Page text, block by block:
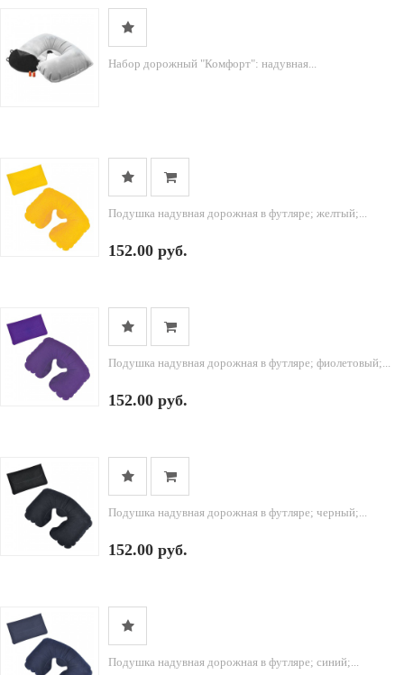
Набор дорожный "Комфорт": надувная...
Подушка надувная дорожная в футляре; желтый;...
152.00 руб.
Подушка надувная дорожная в футляре; фиолетовый;...
152.00 руб.
Подушка надувная дорожная в футляре; черный;...
152.00 руб.
Подушка надувная дорожная в футляре; синий;...